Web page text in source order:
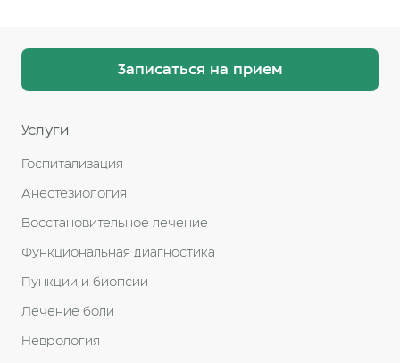
Услуги
Госпитализация
Анестезиология
Восстановительное лечение
Функциональная диагностика
Пункции и биопсии
Лечение боли
Неврология
Записаться на прием